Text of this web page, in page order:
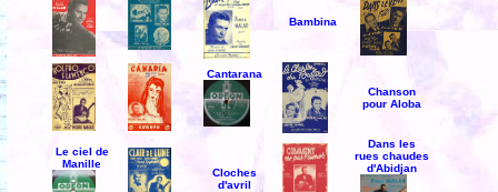
Bambina
Cantarana
Chanson
pour Aloba
Le ciel de
Manille
Cloches
d'avril
Dans les
rues chaudes
d'Abidjan